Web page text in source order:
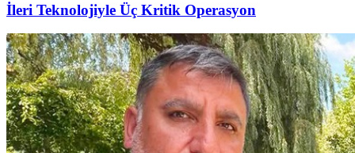
İleri Teknolojiyle Üç Kritik Operasyon